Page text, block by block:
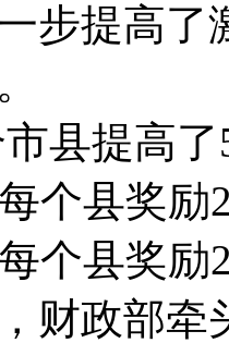
步提高
县提高
个县奖
个县奖
财政部牵